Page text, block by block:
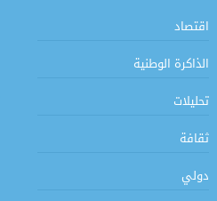
اقتصاد
الذاكرة الوطنية
تحليلات
ثقافة
دولي